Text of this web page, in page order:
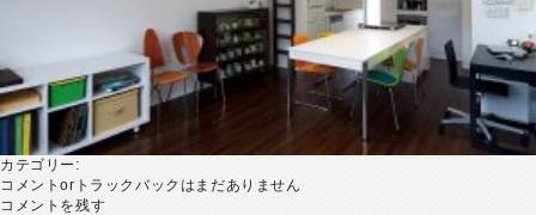
カテゴリー:
コメントorトラックバックはまだありません
コメントを残す